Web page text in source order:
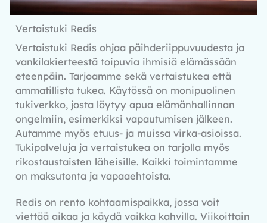
Vertaistuki Redis
Vertaistuki Redis ohjaa päihderiippuvuudesta ja
vankilakierteestä toipuvia ihmisiä elämässään
eteenpäin. Tarjoamme sekä vertaistukea että
ammatillista tukea. Käytössä on monipuolinen
tukiverkko, josta löytyy apua elämänhallinnan
ongelmiin, esimerkiksi vapautumisen jälkeen.
Autamme myös etuus- ja muissa virka-asioissa.
Tukipalveluja ja vertaistukea on tarjolla myös
rikostaustaisten läheisille. Kaikki toimintamme
on maksutonta ja vapaaehtoista.
Redis on rento kohtaamispaikka, jossa voit
viettää aikaa ja käydä vaikka kahvilla. Viikoittain